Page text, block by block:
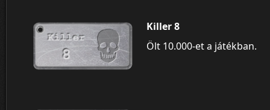
Killer 8
Ölt 10.000-et a játékban.